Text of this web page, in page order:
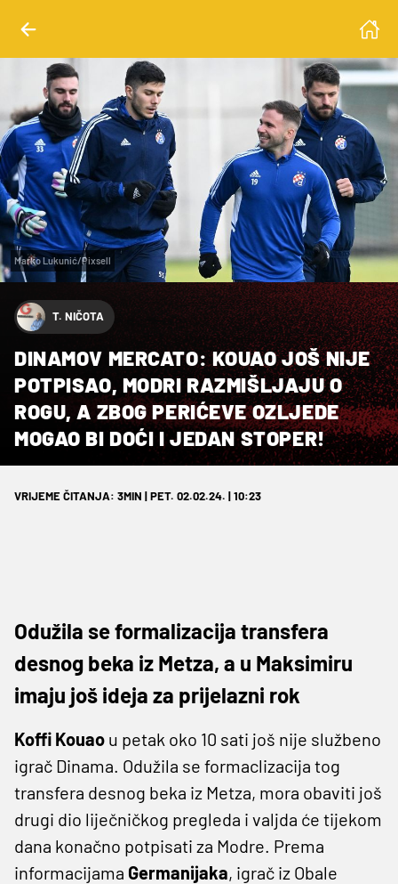
Marko Lukunić/Pixsell
T. NIČOTA
DINAMOV MERCATO: KOUAO JOŠ NIJE
POTPISAO, MODRI RAZMIŠLJAJU O
ROGU, A ZBOG PERIĆEVE OZLJEDE
MOGAO BI DOĆI I JEDAN STOPER!
VRIJEME ČITANJA: 3MIN | PET. 02.02.24. | 10:23
Odužila se formalizacija transfera
desnog beka iz Metza, a u Maksimiru
imaju još ideja za prijelazni rok
Koffi Kouao u petak oko 10 sati još nije službeno
igrač Dinama. Odužila se formaclizacija tog
transfera desnog beka iz Metza, mora obaviti još
drugi dio liječničkog pregleda i valjda će tijekom
dana konačno potpisati za Modre. Prema
informacijama Germanijaka, igrač iz Obale